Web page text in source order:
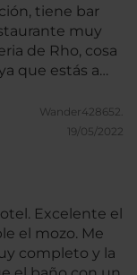
tiene bar
muy
de Rho, cosa
que estás a
y muy
Wander428652.
19/05/2022
Excelente el
el mozo. Me
completo y la